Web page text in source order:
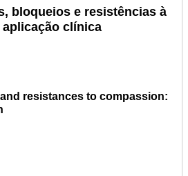
bloqueios e resistências à
clínica
resistances to compassion: